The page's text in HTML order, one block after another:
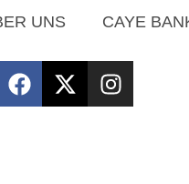
UNS CAYE